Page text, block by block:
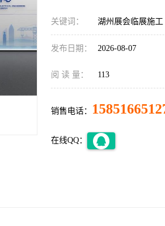
关键词： 湖州展会临展施工
发布日期： 2026-08-07
阅 读 量： 113
销售电话：
在线QQ：